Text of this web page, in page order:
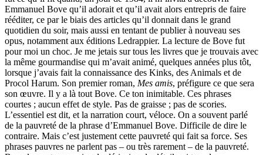
Emmanuel Bove qu’il adorait et qu’il avait alors entrepris de faire
rééditer, ce par le biais des articles qu’il donnait dans le grand
quotidien du soir, mais aussi en tentant de publier à nouveau ses
opus, notamment aux éditions Ledrappier. La lecture de Bove fut
pour moi un choc. Je me jetais sur tous les livres que je trouvais avec
la même gourmandise qui m’avait animé, quelques années plus tôt,
lorsque j’avais fait la connaissance des Kinks, des Animals et de
Procol Harum. Son premier roman, Mes amis, préfigure ce que sera
son œuvre. Il y a là tout Bove. Ce ton inimitable. Ces phrases
courtes ; aucun effet de style. Pas de graisse ; pas de scories.
L’essentiel est dit, et la narration court, véloce. On a souvent parlé
de la pauvreté de la phrase d’Emmanuel Bove. Difficile de dire le
contraire. Mais c’est justement cette pauvreté qui fait sa force. Ses
phrases pauvres ne parlent pas – ou très rarement – de la pauvreté.